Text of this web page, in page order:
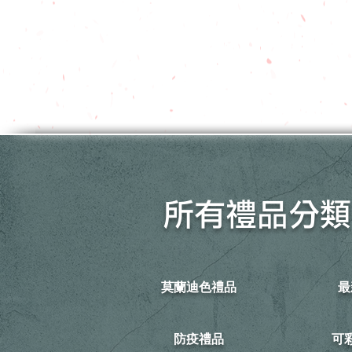
所有禮品分類
可
莫蘭迪色禮品
防疫禮品